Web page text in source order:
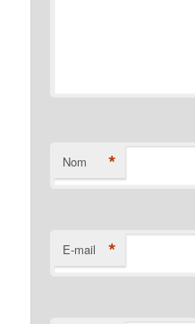
Nom *
E-mail *